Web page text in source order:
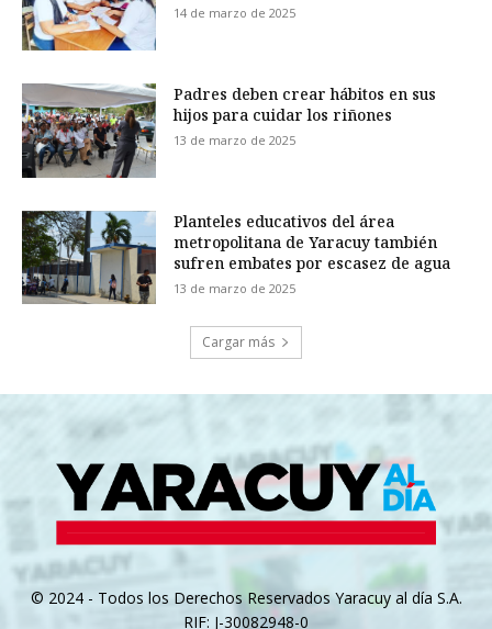
14 de marzo de 2025
Padres deben crear hábitos en sus
hijos para cuidar los riñones
13 de marzo de 2025
Planteles educativos del área
metropolitana de Yaracuy también
sufren embates por escasez de agua
13 de marzo de 2025
Cargar más
© 2024 - Todos los Derechos Reservados Yaracuy al día S.A.
RIF: J-30082948-0